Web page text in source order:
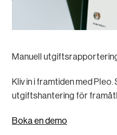
Manuell
Kliv in i framtiden med
utgiftshantering för
Boka en demo